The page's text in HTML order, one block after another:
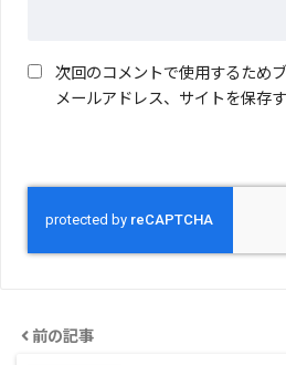
次回のコメントで使用するため
メールアドレス、サイトを保存す
前の記事